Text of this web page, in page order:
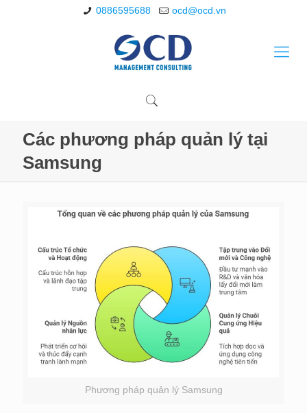
0886595688 ocd@ocd.vn
Các phương pháp quản lý tại
Samsung
Phương pháp quản lý Samsung